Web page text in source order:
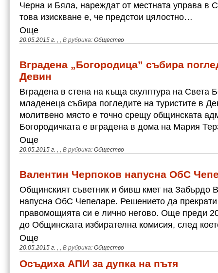
Черна и Бяла, нареждат от местната управа в
това изискване е, че предстои цялостно…
20.05.2015 г. , , В рубрика: Общество
Още
Вградена „Богородица” събира
Девин
Вградена в стена на къща скулптура на Света
младенеца събира погледите на туристите в
молитвено място е точно срещу общинската
Богородичката е вградена в дома на Мария
20.05.2015 г. , , В рубрика: Общество
Още
Валентин Черпоков напусна ОбС
Общинският съветник и бивш кмет на Забърдо
напусна ОбС Чепеларе. Решението да
правомощията си е лично негово. Още преди
до Общинската избирателна комисия, след
20.05.2015 г. , , В рубрика: Общество
Още
Осъдиха АПИ за дупка на пътя